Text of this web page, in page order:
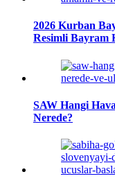
2026 Kurban
Resimli Bayram
SAW Hangi
Nerede?